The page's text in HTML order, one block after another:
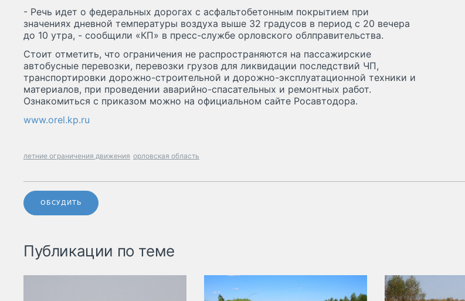
- Речь идет о федеральных дорогах с асфальтобетонным покрытием при
значениях дневной температуры воздуха выше 32 градусов в период с 20 вечера
до 10 утра, - сообщили «КП» в пресс-службе орловского облправительства.
Стоит отметить, что ограничения не распространяются на пассажирские
автобусные перевозки, перевозки грузов для ликвидации последствий ЧП,
транспортировки дорожно-строительной и дорожно-эксплуатационной техники и
материалов, при проведении аварийно-спасательных и ремонтных работ.
Ознакомиться с приказом можно на официальном сайте Росавтодора.
www.orel.kp.ru
летние ограничения движения орловская область
ОБСУДИТЬ
Публикации по теме